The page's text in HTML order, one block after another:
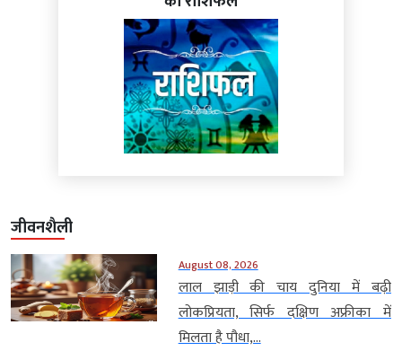
जीवनशैली
August 08, 2026
लाल झाड़ी की चाय दुनिया में बढ़ी
लोकप्रियता, सिर्फ दक्षिण अफ्रीका में
मिलता है पौधा,...